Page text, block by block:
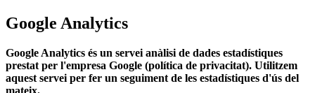
Google Analytics
Google Analytics és un servei anàlisi de dades estadístiques
prestat per l'empresa Google (política de privacitat). Utilitzem
aquest servei per fer un seguiment de les estadístiques d'ús del
mateix.